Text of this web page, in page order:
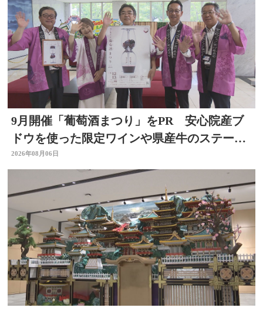
9月開催「葡萄酒まつり」をPR 安心院産ブ
ドウを使った限定ワインや県産牛のステーキ
など 大分
2026年08月06日